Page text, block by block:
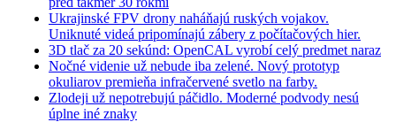
Ukrajinské FPV drony naháňajú ruských vojakov.
Uniknuté videá pripomínajú zábery z počítačových hier.
3D tlač za 20 sekúnd: OpenCAL vyrobí celý predmet naraz
Nočné videnie už nebude iba zelené. Nový prototyp
okuliarov premieňa infračervené svetlo na farby.
Zlodeji už nepotrebujú páčidlo. Moderné podvody nesú
úplne iné znaky